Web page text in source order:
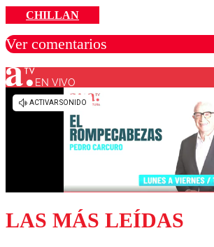
CHILLAN
Ver comentarios
Los comentarios son moderados para
diálogo respetuoso.
EN VIVO
LAS MÁS LEÍDAS